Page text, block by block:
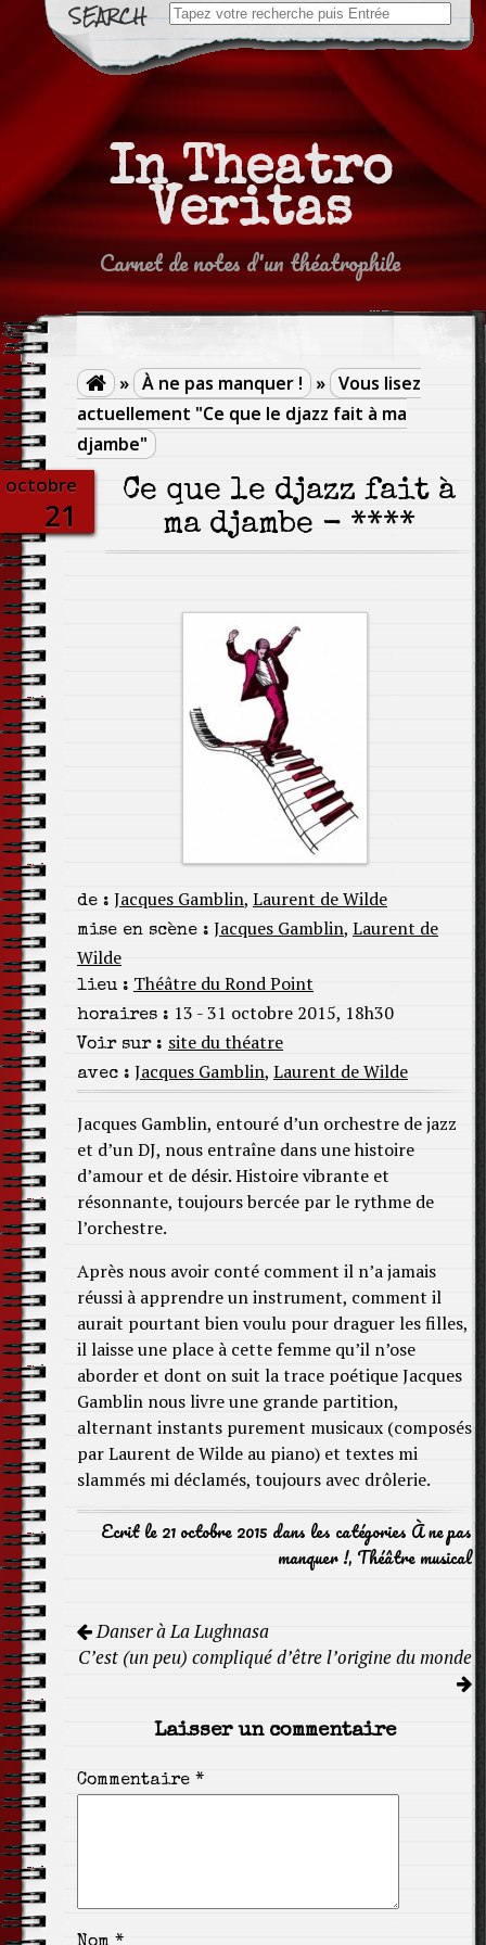
Search
for:
In Theatro
Veritas
Carnet de notes d'un théatrophile
 » À ne pas manquer ! » Vous lisez
actuellement "Ce que le djazz fait à ma
djambe"
octobre
21
Ce que le djazz fait à
ma djambe - ****
de : Jacques Gamblin, Laurent de Wilde
mise en scène : Jacques Gamblin, Laurent de
Wilde
lieu : Théâtre du Rond Point
horaires : 13 - 31 octobre 2015, 18h30
Voir sur : site du théatre
avec : Jacques Gamblin, Laurent de Wilde
Jacques Gamblin, entouré d’un orchestre de jazz
et d’un DJ, nous entraîne dans une histoire
d’amour et de désir. Histoire vibrante et
résonnante, toujours bercée par le rythme de
l’orchestre.
Après nous avoir conté comment il n’a jamais
réussi à apprendre un instrument, comment il
aurait pourtant bien voulu pour draguer les filles,
il laisse une place à cette femme qu’il n’ose
aborder et dont on suit la trace poétique Jacques
Gamblin nous livre une grande partition,
alternant instants purement musicaux (composés
par Laurent de Wilde au piano) et textes mi
slammés mi déclamés, toujours avec drôlerie.
Ecrit le 21 octobre 2015 dans les catégories À ne pas
manquer !, Théâtre musical
deDanser à La Lughnasa
C’est (un peu) compliqué d’être l’origine du monde
Laisser un commentaire
Commentaire *